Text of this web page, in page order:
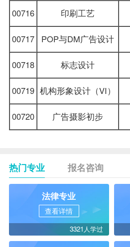
00716
印刷工艺
00717 POP与DM广告设计
00718 标志设计
00719 机构形象设计（VI）
00720
广告摄影初步
热门专业 报名咨询
法律专业
查看详情
3321人学过